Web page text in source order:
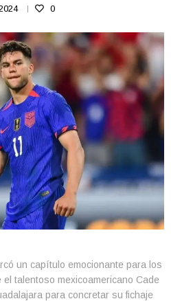
0
un capítulo emocionante para los
talentoso mexicoamericano Cade
para concretar su fichaje